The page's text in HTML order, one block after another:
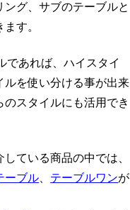
ング、サブのテーブルと
す。
であれば、ハイスタイ
ルを使い分ける事が出来
のスタイルにも活用でき
ている商品の中では、
ーブル
テーブルワンが